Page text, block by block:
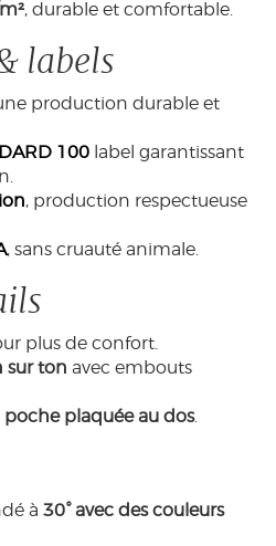
, durable et comfortable.
labels
production durable et
100 label garantissant
, production respectueuse
, sans cruauté animale.
plus de confort.
sur ton avec embouts
poche plaquée au dos.
à 30° avec des couleurs